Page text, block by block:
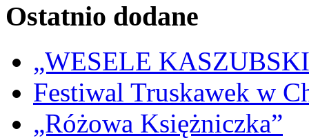
Ostatnio dodane
„WESELE
Festiwal Truskawek w
„Różowa Księżniczka”